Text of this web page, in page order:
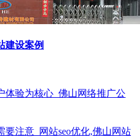
建设案例
体验为核心_佛山网络推广公
要注意_网站seo优化,佛山网站